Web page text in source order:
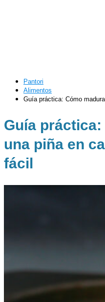
Pantori
Alimentos
Guía práctica: Cómo
Guía
una piña en
fácil